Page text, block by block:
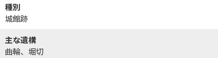
種別
城館跡
主な遺構
曲輪、堀切